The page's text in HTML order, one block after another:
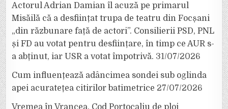
Actorul Adrian Damian îl acuză pe primarul
Misăilă că a desființat trupa de teatru din Focșani
„din răzbunare față de actori”. Consilierii PSD, PNL
și FD au votat pentru desființare, în timp ce AUR s-
a abținut, iar USR a votat împotrivă. 31/07/2026
Cum influențează adâncimea sondei sub oglinda
apei acuratețea citirilor batimetrice 27/07/2026
Vremea în Vrancea. Cod Portocaliu de ploi